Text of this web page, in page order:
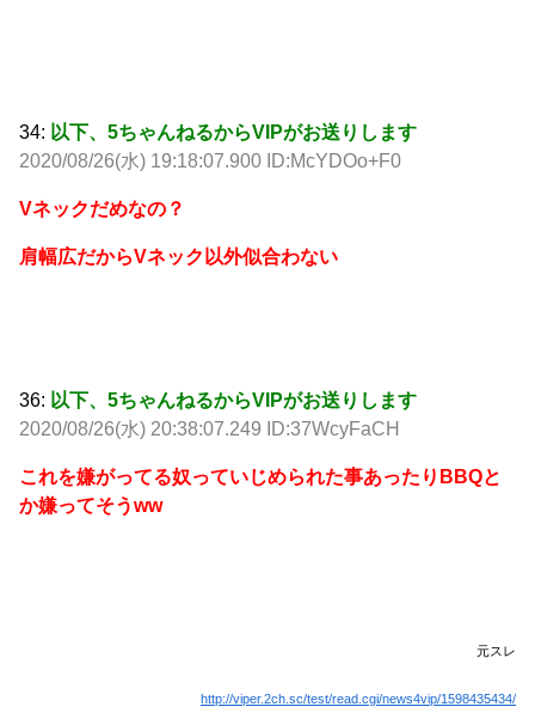
34: 以下、5ちゃんねるからVIPがお送りします
2020/08/26(水) 19:18:07.900 ID:McYDOo+F0
Vネックだめなの？
肩幅広だからVネック以外似合わない
36: 以下、5ちゃんねるからVIPがお送りします
2020/08/26(水) 20:38:07.249 ID:37WcyFaCH
これを嫌がってる奴っていじめられた事あったりBBQと
か嫌ってそうww
元スレ
http://viper.2ch.sc/test/read.cgi/news4vip/1598435434/